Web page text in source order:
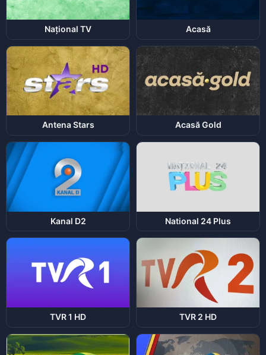
Național TV Acasă
Antena Stars Acasă Gold
Kanal D2 National 24 Plus
TVR 1 HD TVR 2 HD